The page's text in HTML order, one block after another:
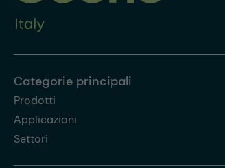
Categorie principali
Prodotti
Applicazioni
Settori